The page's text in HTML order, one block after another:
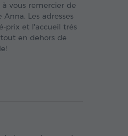
vous remercier de
Les adresses
prix et l'accueil trés
en dehors de